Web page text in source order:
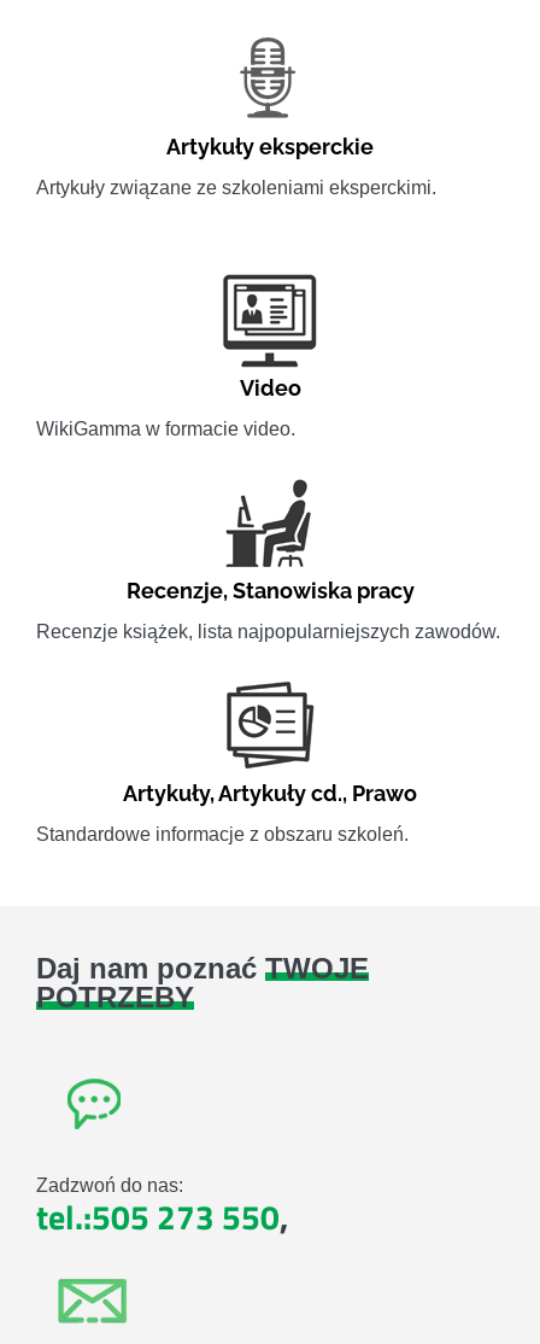
Artykuły eksperckie
Artykuły związane ze szkoleniami eksperckimi.
Video
WikiGamma w formacie video.
Recenzje,Stanowiska pracy
Recenzje książek, lista najpopularniejszych zawodów.
Artykuły,Artykuły cd., Prawo
Standardowe informacje z obszaru szkoleń.
Daj nam poznać TWOJE
POTRZEBY
Zadzwoń do nas:
tel.:505 273 550,